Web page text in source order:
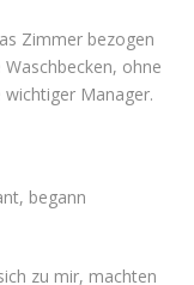
Zimmer bezogen
ohne
Manager.
begann
zu mir, machten